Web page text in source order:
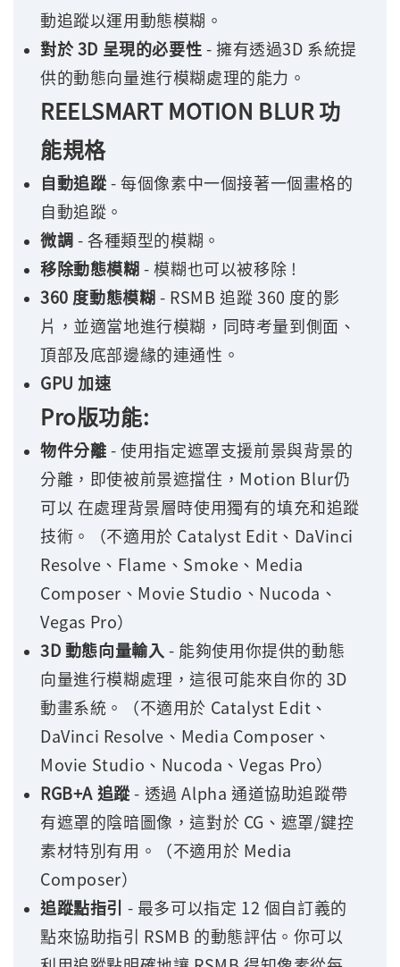
動追蹤以運用動態模糊。
對於 3D 呈現的必要性- 擁有透過3D 系統提
供的動態向量進行模糊處理的能力。
REELSMART MOTION BLUR 功
能規格
自動追蹤- 每個像素中一個接著一個畫格的
自動追蹤。
微調- 各種類型的模糊。
移除動態模糊- 模糊也可以被移除 !
360 度動態模糊- RSMB 追蹤 360 度的影
片，並適當地進行模糊，同時考量到側面、
頂部及底部邊緣的連通性。
GPU 加速
Pro版功能:
物件分離- 使用指定遮罩支援前景與背景的
分離，即使被前景遮擋住，Motion Blur仍
可以 在處理背景層時使用獨有的填充和追蹤
技術。（不適用於 Catalyst Edit、DaVinci
Resolve、Flame、Smoke、Media
Composer、Movie Studio、Nucoda、
Vegas Pro）
3D 動態向量輸入 - 能夠使用你提供的動態
向量進行模糊處理，這很可能來自你的 3D
動畫系統。（不適用於 Catalyst Edit、
DaVinci Resolve、Media Composer、
Movie Studio、Nucoda、Vegas Pro）
RGB+A 追蹤- 透過 Alpha 通道協助追蹤帶
有遮罩的陰暗圖像，這對於 CG、遮罩/鍵控
素材特別有用。（不適用於 Media
Composer）
追蹤點指引 - 最多可以指定 12 個自訂義的
點來協助指引 RSMB 的動態評估。你可以